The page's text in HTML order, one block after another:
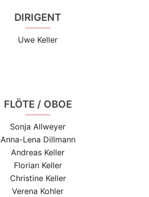
DIRIGENT
Uwe Keller
FLÖTE / OBOE
Sonja Allweyer
Anna-Lena Dillmann
Andreas Keller
Florian Keller
Christine Keller
Verena Kohler